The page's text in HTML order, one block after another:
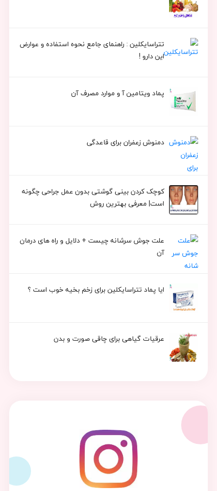
تتراسایکلین : راهنمای جامع نحوه استفاده و عوارض
این دارو !
پماد ویتامین آ و موارد مصرف آن
دمنوش زعفران برای قاعدگی
کوچک کردن بینی گوشتی بدون عمل جراحی چگونه
است| معرفی بهترین روش
علت جوش سرشانه چیست + دلایل و راه های درمان
آن
ایا پماد تتراسایکلین برای زخم بخیه خوب است ؟
عرقیات گیاهی برای چاقی صورت و بدن